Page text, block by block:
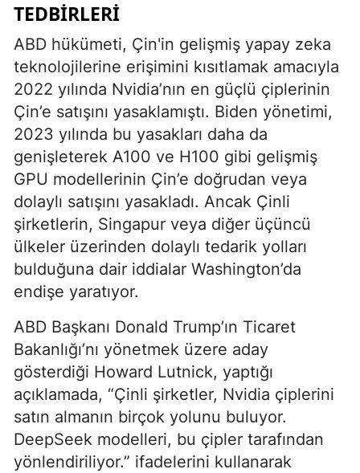
TEDBIRLERI
ABD hükümeti, Çin'in gelişmiş yapay zeka
teknolojilerine erişimini kısıtlamak amacıyla
2022 yılında Nvidia’nın en güçlü çiplerinin
Çin’e satışını yasaklamıştı. Biden yönetimi,
2023 yılında bu yasakları daha da
genişleterek A100 ve H100 gibi gelişmiş
GPU modellerinin Çin’e doğrudan veya
dolaylı satışını yasakladı. Ancak Çinli
şirketlerin, Singapur veya diğer üçüncü
ülkeler üzerinden dolaylı tedarik yolları
bulduğuna dair iddialar Washington’da
endişe yaratıyor.
ABD Başkanı Donald Trump’ın Ticaret
Bakanlığı’nı yönetmek üzere aday
gösterdiği Howard Lutnick, yaptığı
açıklamada, “Çinli şirketler, Nvidia çiplerini
satın almanın birçok yolunu buluyor.
DeepSeek modelleri, bu çipler tarafından
yönlendiriliyor.” ifadelerini kullanarak